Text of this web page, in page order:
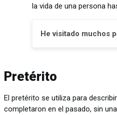
la vida de una persona
He visitado muchos
Pretérito
El pretérito se utiliza para
completaron en el pasado, sin